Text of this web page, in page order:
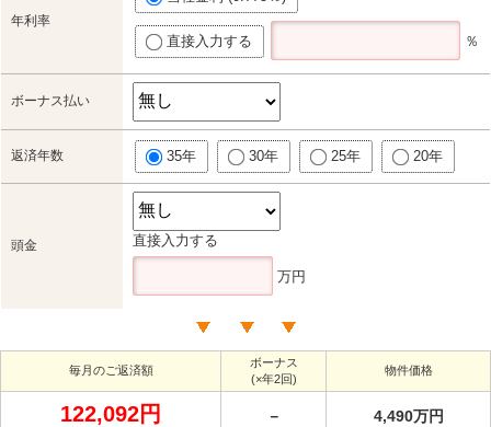
年利率
直接入力する ％
ボーナス払い
返済年数 35年 30年 25年 20年
頭金 直接入力する
万円
毎月のご返済額
ボーナス
(×年2回)
物件価格
122,092円 － 4,490万円